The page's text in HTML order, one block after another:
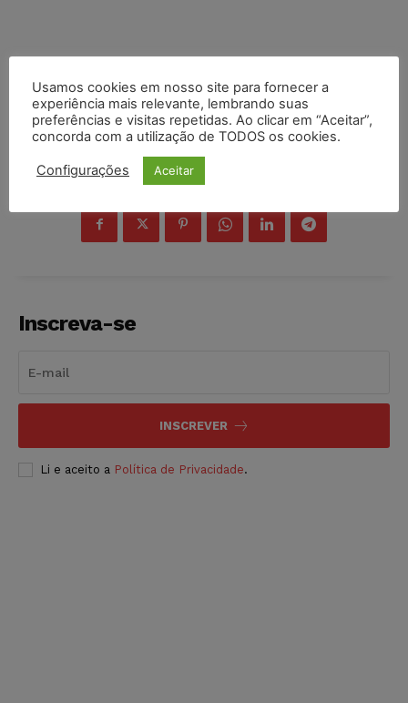
Inscreva-se
INSCREVER
Li e aceito a Política de Privacidade.
Usamos cookies em nosso site para fornecer a
experiência mais relevante, lembrando suas
preferências e visitas repetidas. Ao clicar em “Aceitar”,
concorda com a utilização de TODOS os cookies.
Configurações Aceitar